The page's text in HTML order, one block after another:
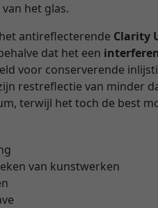
het glas.
antireflecterende Clarity
dat het een
voor conserverende
restreflectie van minder
terwijl het toch de best
van kunstwerken